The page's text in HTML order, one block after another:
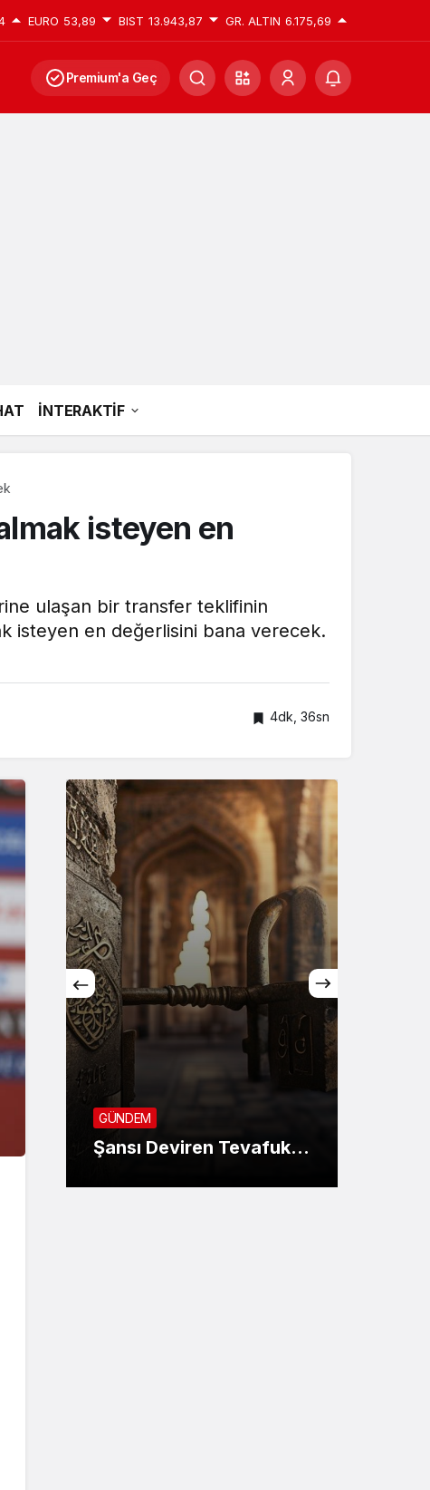
EURO 53,89 BIST 13.943,87 GR. ALTIN 6.175,69
Premium'a Geç
İNTERAKTİF
isteyen en
ulaşan bir transfer teklifinin
isteyen en değerlisini bana verecek.
4dk, 36sn
GÜNDEM
Şansı Deviren Tevafuk…